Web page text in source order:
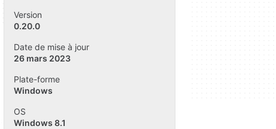
Version
0.20.0
Date de mise à jour
26 mars 2023
Plate-forme
Windows
OS
Windows 8.1